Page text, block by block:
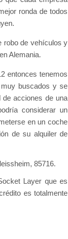
ronda de todos
robo de vehículos y
Alemania.
entonces tenemos
buscados y se
de acciones de una
considerar un
en un coche
de su alquiler de
85716.
Layer que es
es totalmente